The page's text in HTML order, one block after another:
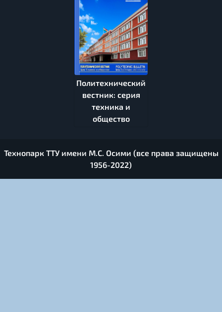
Политехнический
вестник: серия
техника и
общество
Технопарк ТТУ имени М.С. Осими (все права защищены
1956-2022)